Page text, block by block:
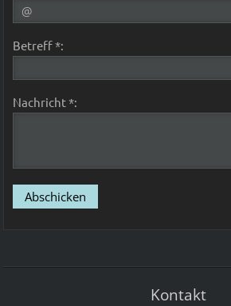
Betreff *:
Nachricht *:
Kontakt